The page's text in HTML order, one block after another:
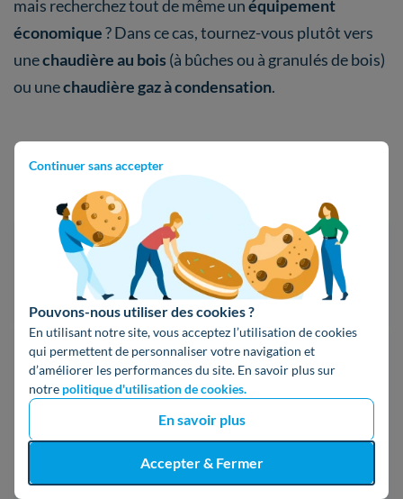
Continuer sans accepter
Pouvons-nous utiliser des cookies ?
En utilisant notre site, vous acceptez l’utilisation de cookies
qui permettent de personnaliser votre navigation et
d’améliorer les performances du site. En savoir plus sur
notre politique d'utilisation de cookies.
En savoir plus
Accepter & Fermer
mais recherchez tout de même unéquipement
économique? Dans ce cas, tournez-vous plutôt vers
unechaudière au bois (à bûches ou à granulés de bois)
ou unechaudière gaz à condensation.
Modifié le 28 janvier 2025
Camille Grau
Rédactrice experte rénovation énergétique
Camille rejoint Hello Watt après un Master en
Rédaction Professionnelle. Sensible aux sujets
écologiques, elle vous aide à vous tourner vers une
consommation responsable qui fait du bien au